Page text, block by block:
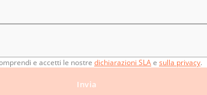
e accetti le nostre dichiarazioni SLAe sulla privacy.
Invia